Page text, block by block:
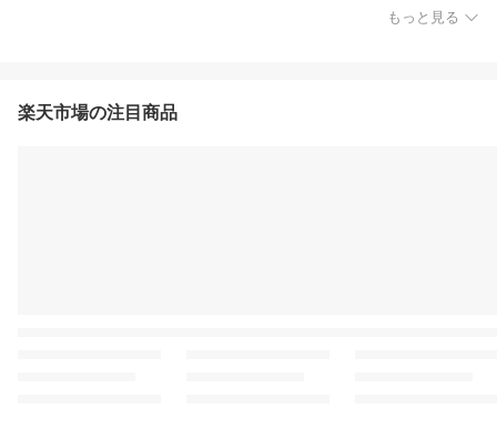
もっと見る
楽天市場の注目商品